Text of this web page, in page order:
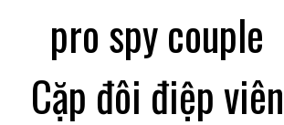
pro spy couple
Cặp đôi điệp viên